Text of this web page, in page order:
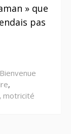
» que
pas
Bienvenue
,
, motricité